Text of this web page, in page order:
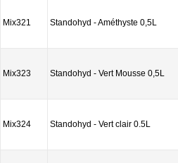
Mix321 Standohyd - Améthyste 0,5L
Mix323 Standohyd - Vert Mousse 0,5L
Mix324 Standohyd - Vert clair 0.5L